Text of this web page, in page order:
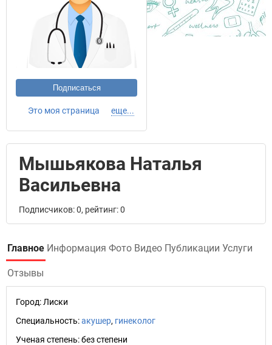
Подписаться
Это моя страница еще...
Мышьякова Наталья
Васильевна
Подписчиков: 0, рейтинг: 0
Главное Информация Фото Видео Публикации Услуги
Отзывы
Город: Лиски
Специальность:акушер, гинеколог
Ученая степень:без степени